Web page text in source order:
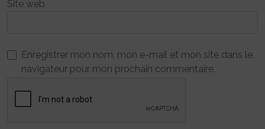
Site web
Enregistrer mon nom, mon e-mail et mon site dans le
navigateur pour mon prochain commentaire.